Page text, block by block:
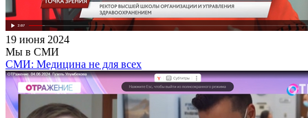
19 июня 2024
Мы в СМИ
СМИ: Медицина не для всех